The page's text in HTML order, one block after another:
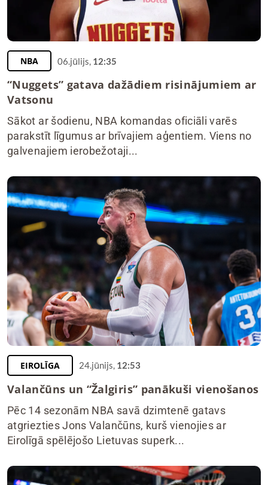
NBA 06.jūlijs, 12:35
“Nuggets” gatava dažādiem risinājumiem ar
Vatsonu
Sākot ar šodienu, NBA komandas oficiāli varēs
parakstīt līgumus ar brīvajiem aģentiem. Viens no
galvenajiem ierobežotaji...
EIROLĪGA 24.jūnijs, 12:53
Valančūns un “Žalgiris” panākuši vienošanos
Pēc 14 sezonām NBA savā dzimtenē gatavs
atgriezties Jons Valančūns, kurš vienojies ar
Eirolīgā spēlējošo Lietuvas superk...